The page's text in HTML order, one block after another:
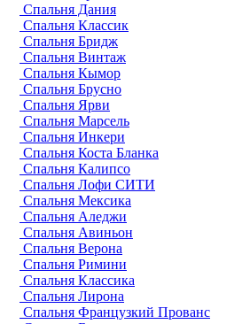
Спальня Дания
Спальня Классик
Спальня Бридж
Спальня Винтаж
Спальня Кымор
Спальня Брусно
Спальня Ярви
Спальня Марсель
Спальня Инкери
Спальня Коста Бланка
Спальня Калипсо
Спальня Лофи СИТИ
Спальня Мексика
Спальня Аледжи
Спальня Авиньон
Спальня Верона
Спальня Римини
Спальня Классика
Спальня Лирона
Спальня Французкий Прованс